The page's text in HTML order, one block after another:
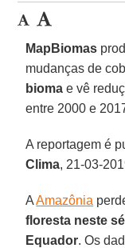
MapBiomas
mudanças de
bioma e vê
entre 2000 e
A reportagem é
Clima, 21-03-
AAmazônia
floresta neste
Equador. Os